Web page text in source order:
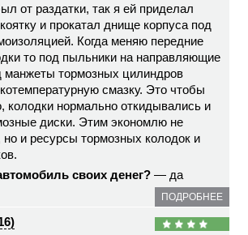
от раздатки, так я ей приделал
и прокатал днище корпуса под
Когда меняю передние
то под пыльники на направляющие
манжеты тормозных цилиндров
смазку. Это чтобы
колодки нормально откидывались и
диски. Этим экономлю не
но и ресурсы тормозных колодок и
своих денег? — да
ПОДРОБНЕЕ